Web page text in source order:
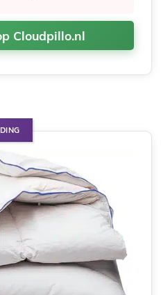
Cloudpillo.nl